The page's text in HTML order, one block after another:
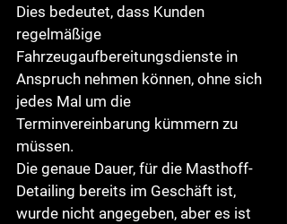
Dies bedeutet, dass Kunden
regelmäßige
Fahrzeugaufbereitungsdienste in
Anspruch nehmen können, ohne sich
jedes Mal um die
Terminvereinbarung kümmern zu
müssen.
Die genaue Dauer, für die Masthoff-
Detailing bereits im Geschäft ist,
wurde nicht angegeben, aber es ist